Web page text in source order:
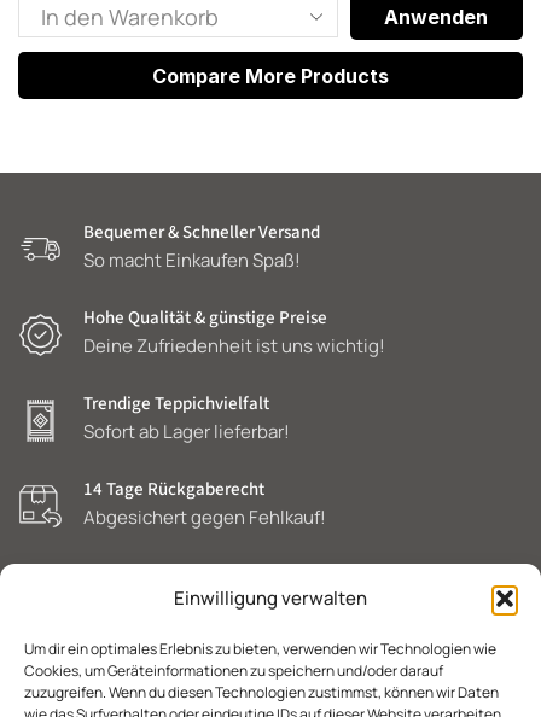
Einwilligung verwalten
Um dir ein optimales Erlebnis zu bieten, verwenden wir Technologien wie
Cookies, um Geräteinformationen zu speichern und/oder darauf
zuzugreifen. Wenn du diesen Technologien zustimmst, können wir Daten
Anwenden
Compare More Products
Bequemer & Schneller Versand
So macht Einkaufen Spaß!
Hohe Qualität & günstige Preise
Deine Zufriedenheit ist uns wichtig!
Trendige Teppichvielfalt
Sofort ab Lager lieferbar!
14 Tage Rückgaberecht
Abgesichert gegen Fehlkauf!
POLAT
TEPPICHE
SCHNELLZUGRIFFEKUNDENSERVICERECHTLICHES
&
SONSTIGES